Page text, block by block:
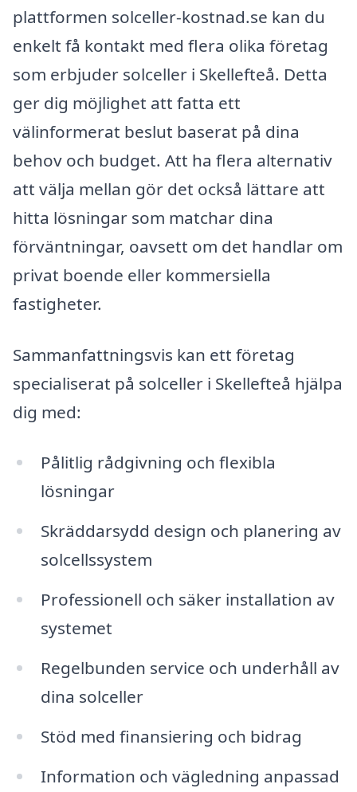
plattformen solceller-kostnad.se kan du
enkelt få kontakt med flera olika företag
som erbjuder solceller i Skellefteå. Detta
ger dig möjlighet att fatta ett
välinformerat beslut baserat på dina
behov och budget. Att ha flera alternativ
att välja mellan gör det också lättare att
hitta lösningar som matchar dina
förväntningar, oavsett om det handlar om
privat boende eller kommersiella
fastigheter.
Sammanfattningsvis kan ett företag
specialiserat på solceller i Skellefteå hjälpa
dig med:
Pålitlig rådgivning och flexibla
lösningar
Skräddarsydd design och planering av
solcellssystem
Professionell och säker installation av
systemet
Regelbunden service och underhåll av
dina solceller
Stöd med finansiering och bidrag
Information och vägledning anpassad